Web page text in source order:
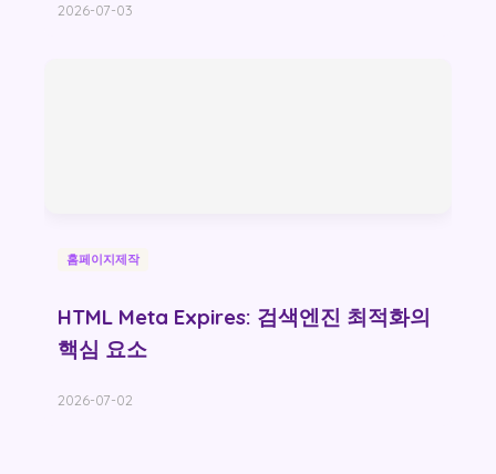
2026-07-03
홈페이지제작
HTML Meta Expires: 검색엔진 최적화의
핵심 요소
2026-07-02